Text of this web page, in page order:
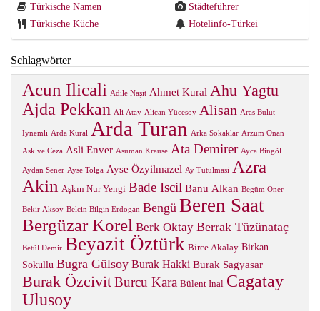
Türkische Namen
Städteführer
Türkische Küche
Hotelinfo-Türkei
Schlagwörter
Acun Ilicali Adile Naşit Ahmet Kural Ahu Yagtu
Ajda Pekkan Ali Atay Alican Yücesoy Alisan Aras Bulut
Iynemli Arda Kural Arda Turan Arka Sokaklar Arzum Onan
Ask ve Ceza Asli Enver Asuman Krause Ata Demirer Ayca Bingöl
Aydan Sener Ayse Tolga Ayse Özyilmazel Ay Tutulmasi
Azra
Akin Aşkın Nur Yengi Bade Iscil Banu Alkan Begüm Öner
Bekir Aksoy Belcin Bilgin Erdogan Bengü Beren Saat
Bergüzar Korel Berk Oktay Berrak Tüzünataç
Betül Demir Beyazit Öztürk Birce Akalay Birkan
Sokullu Bugra Gülsoy Burak Hakki Burak Sagyasar
Burak ÖzcivitBurcu Kara Bülent Inal Cagatay
Ulusoy